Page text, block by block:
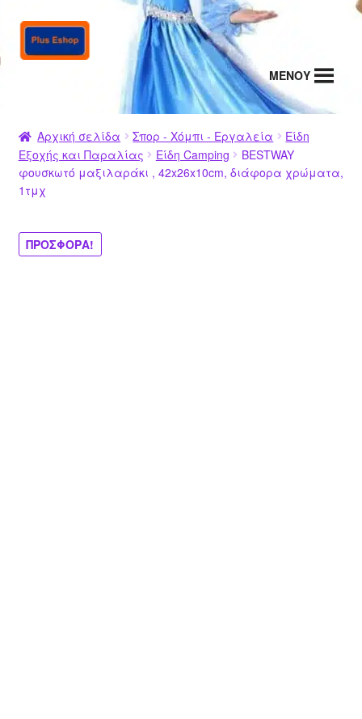
Απευθείας
μετάβαση
Μετάβαση
σε
MENΟΥ
Αρχική σελίδα Σπορ - Χόμπι - Εργαλεία
Είδη
Εξοχής και Παραλίας
Είδη Camping
BESTWAY
φουσκωτό μαξιλαράκι , 42x26x10cm, διάφορα χρώματα,
1τμχ
ΠΡΟΣΦΟΡΆ!